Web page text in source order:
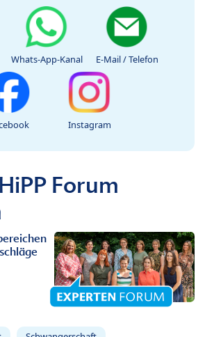
Whats-App-Kanal E-Mail / Telefon
Instagram
Forum